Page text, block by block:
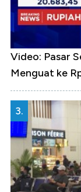
Video: Pasar
Menguat ke
3.